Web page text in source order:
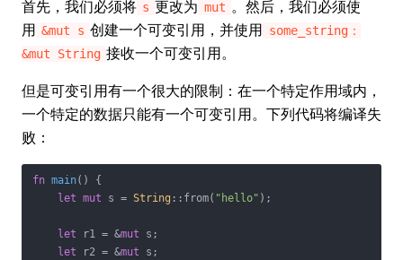
首先，我们必须将 s 更改为 mut 。然后，我们必须使
用 &mut s 创建一个可变引用，并使用
some_string：
&mut String 接收一个可变引用。
但是可变引用有一个很大的限制：在一个特定作用域内，
一个特定的数据只能有一个可变引用。下列代码将编译失
败：
fn main() {
let mut s = String ::from( "hello" );
let r1 = &mut s;
let r2 = &mut s;